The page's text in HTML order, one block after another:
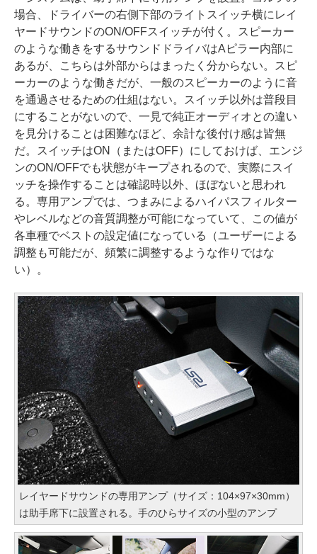
場合、ドライバーの右側下部のライトスイッチ横にレイ
ヤードサウンドのON/OFFスイッチが付く。スピーカー
のような働きをするサウンドドライバはAピラー内部に
あるが、こちらは外部からはまったく分からない。スピ
ーカーのような働きだが、一般のスピーカーのように音
を通過させるための仕組はない。スイッチ以外は普段目
にすることがないので、一見で純正オーディオとの違い
を見分けることは困難なほど、余計な後付け感は皆無
だ。スイッチはON（またはOFF）にしておけば、エンジ
ンのON/OFFでも状態がキープされるので、実際にスイ
ッチを操作することは確認時以外、ほぼないと思われ
る。専用アンプでは、つまみによるハイパスフィルター
やレベルなどの音質調整が可能になっていて、この値が
各車種でベストの設定値になっている（ユーザーによる
調整も可能だが、頻繁に調整するような作りではな
い）。
レイヤードサウンドの専用アンプ（サイズ：104×97×30mm）
は助手席下に設置される。手のひらサイズの小型のアンプ